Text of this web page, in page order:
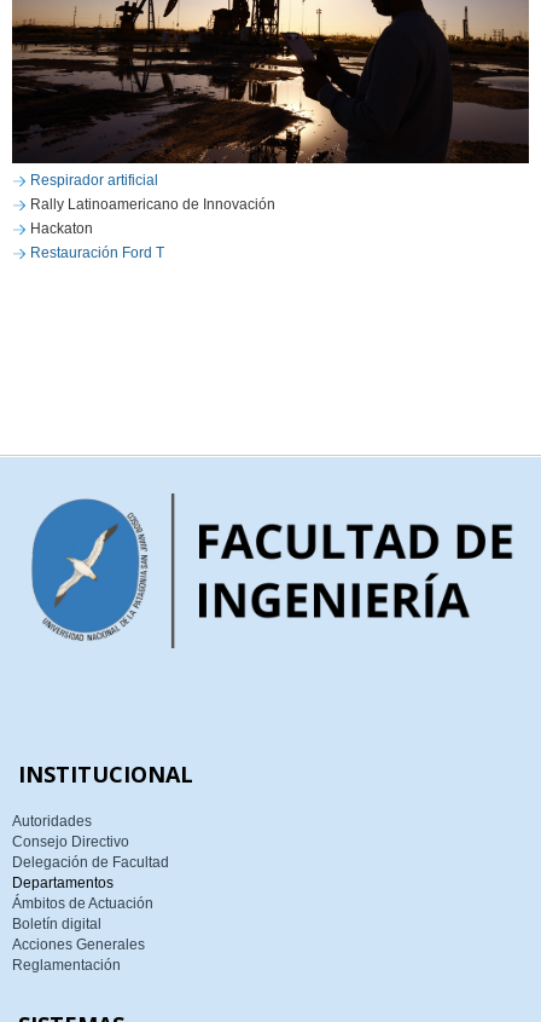
Respirador artificial
Rally Latinoamericano de Innovación
Hackaton
Restauración Ford T
INSTITUCIONAL
Autoridades
Consejo Directivo
Delegación de Facultad
Departamentos
Ámbitos de Actuación
Boletín digital
Acciones Generales
Reglamentación